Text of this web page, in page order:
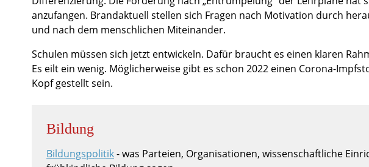
anzufangen. Brandaktuell stellen sich Fragen nach Motivation durch
und nach dem menschlichen Miteinander.
Schulen müssen sich jetzt entwickeln. Dafür braucht es einen klaren
Es eilt ein wenig. Möglicherweise gibt es schon 2022 einen Corona-
Kopf gestellt sein.
Bildung
Bildungspolitik- was Parteien, Organisationen, wissenschaftliche